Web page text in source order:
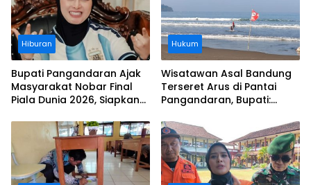
Hiburan
Bupati Pangandaran Ajak
Masyarakat Nobar Final
Piala Dunia 2026, Siapkan
Hukum
Wisatawan Asal Bandung
Terseret Arus di Pantai
Pangandaran, Bupati:
Aturan